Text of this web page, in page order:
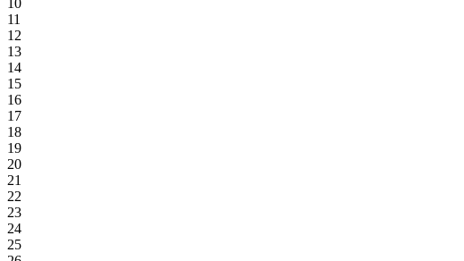
10
11
12
13
14
15
16
17
18
19
20
21
22
23
24
25